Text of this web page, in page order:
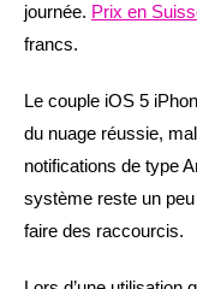
journée. Prix en
francs.
Le couple iOS 5
du nuage réussie,
notifications de type
système reste un
faire des raccourcis.